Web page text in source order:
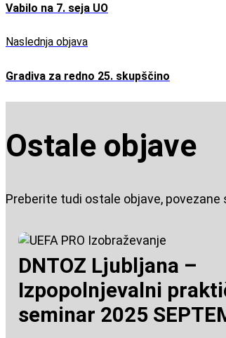
Vabilo na 7. seja UO
Naslednja objava
Gradiva za redno 25. skupščino
Ostale objave
Preberite tudi ostale objave, povezane
DNTOZ Ljubljana –
Izpopolnjevalni
seminar 2025